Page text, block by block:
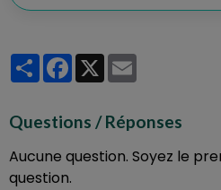
PartagerFacebook
X
Questions / Réponses
Aucune question. Soyez le
question.